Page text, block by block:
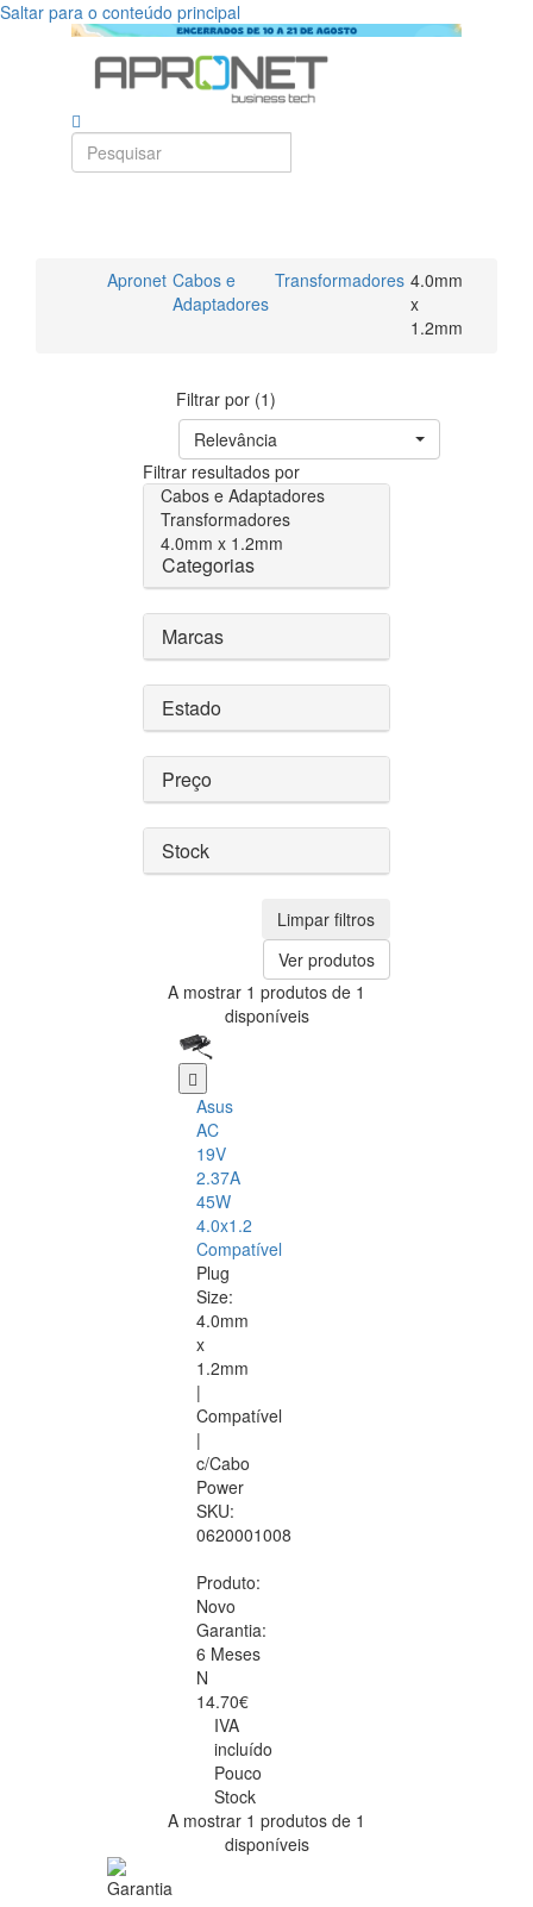
Saltar para o conteúdo principal
Apronet Cabos e
Adaptadores
Transformadores 4.0mm
x
1.2mm
Filtrar por (1)
Relevância
Filtrar resultados por
Cabos e Adaptadores
Transformadores
4.0mm x 1.2mm
Categorias
Marcas
Estado
Preço
Stock
Limpar filtros
Ver produtos
A mostrar 1 produtos de 1
disponíveis
Asus
AC
19V
2.37A
45W
4.0x1.2
Compatível
Plug
Size:
4.0mm
x
1.2mm
|
Compatível
|
c/Cabo
Power
SKU:
0620001008
Produto:
Novo
Garantia:
6 Meses
N
14.70€
IVA
incluído
Pouco
Stock
A mostrar 1 produtos de 1
disponíveis